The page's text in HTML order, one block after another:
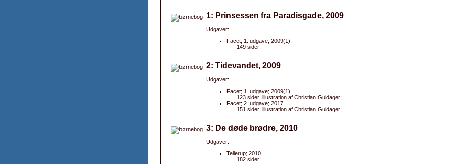
1: Prinsessen fra Paradisgade, 2009
Udgaver:
Facet; 1. udgave; 2009(1).
149 sider;
2: Tidevandet, 2009
Udgaver:
Facet; 1. udgave; 2009(1).
123 sider; illustration af Christian Guldager;
Facet; 2. udgave; 2017.
151 sider; illustration af Christian Guldager;
3: De døde brødre, 2010
Udgaver:
Tellerup; 2010.
182 sider;